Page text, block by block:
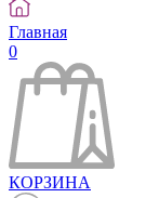
Главная
0
КОРЗИНА